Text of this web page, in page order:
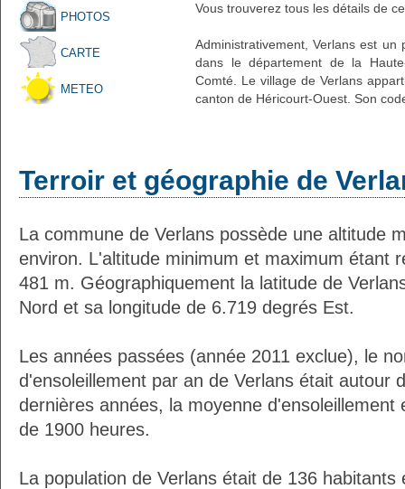
PHOTOS
CARTE
METEO
Vous trouverez tous les détails de
Administrativement, Verlans est
dans le département de la
Comté. Le village de Verlans
canton de Héricourt-Ouest. Son
Terroir et géographie de
La commune de Verlans possède une altitude
environ. L'altitude minimum et maximum étant
481 m. Géographiquement la latitude de
Nord et sa longitude de 6.719 degrés Est.
Les années passées (année 2011 exclue), le
d'ensoleillement par an de Verlans était autour
dernières années, la moyenne d'ensoleillement
de 1900 heures.
La population de Verlans était de 136 habitants